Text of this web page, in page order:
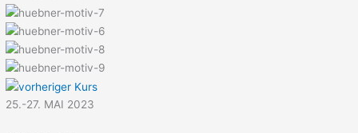
25.-27. MAI 2023